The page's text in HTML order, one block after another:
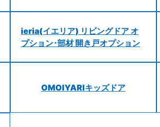
ieria(イエリア) リビングドア オ
プション･部材 開き戸オプション
OMOIYARIキッズドア